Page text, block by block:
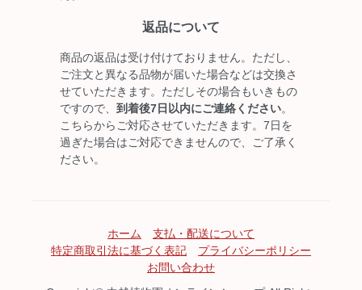
返品について
商品の返品は受け付けておりません。ただし、
ご注文と異なる品物が届いた場合などは交換さ
せていただきます。ただしその場合もいきもの
ですので、 到着後7日以内にご連絡ください。
こちらからご対応させていただきます。7日を
過ぎた場合はご対応できませんので、ご了承く
ださい。
ホーム
支払・配送について
特定商取引法に基づく表記
プライバシーポリシー
お問い合わせ